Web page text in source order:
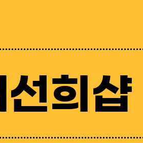
선희샵